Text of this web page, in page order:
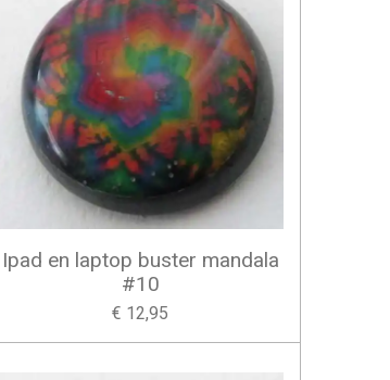
Ipad en laptop buster mandala
#10
€ 12,95